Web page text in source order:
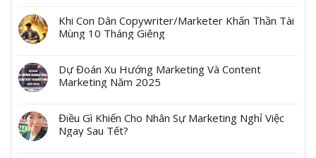
Khi Con Dân Copywriter/Marketer Khấn Thần Tài
Mùng 10 Tháng Giêng
Dự Đoán Xu Hướng Marketing Và Content
Marketing Năm 2025
Điều Gì Khiến Cho Nhân Sự Marketing Nghỉ Việc
Ngay Sau Tết?